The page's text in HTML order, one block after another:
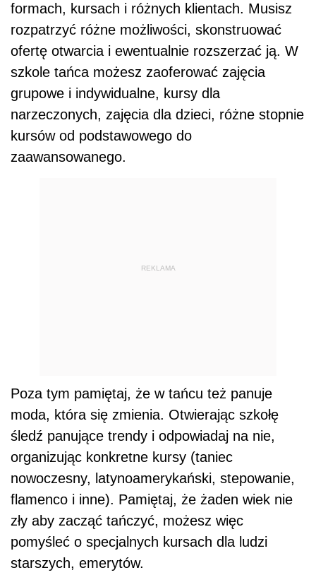
formach, kursach i różnych klientach. Musisz
rozpatrzyć różne możliwości, skonstruować
ofertę otwarcia i ewentualnie rozszerzać ją. W
szkole tańca możesz zaoferować zajęcia
grupowe i indywidualne, kursy dla
narzeczonych, zajęcia dla dzieci, różne stopnie
kursów od podstawowego do
zaawansowanego.
REKLAMA
Poza tym pamiętaj, że w tańcu też panuje
moda, która się zmienia. Otwierając szkołę
śledź panujące trendy i odpowiadaj na nie,
organizując konkretne kursy (taniec
nowoczesny, latynoamerykański, stepowanie,
flamenco i inne). Pamiętaj, że żaden wiek nie
zły aby zacząć tańczyć, możesz więc
pomyśleć o specjalnych kursach dla ludzi
starszych, emerytów.